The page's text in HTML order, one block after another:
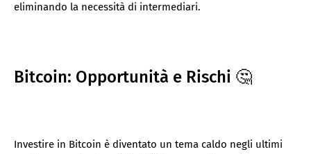
eliminando la necessità di intermediari.
Bitcoin: Opportunità e Rischi 🤔
Investire in Bitcoin è diventato un tema caldo negli ultimi